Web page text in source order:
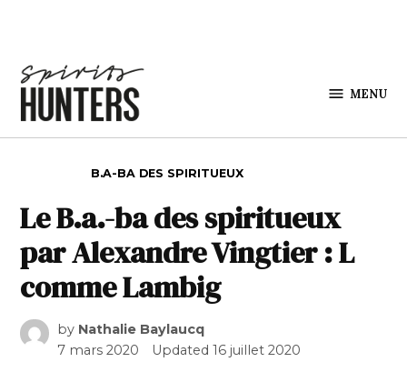
MENU
B.A-BA DES SPIRITUEUX
Le B.a.-ba des spiritueux
par Alexandre Vingtier : L
comme Lambig
by Nathalie Baylaucq
7 mars 2020
Updated16 juillet 2020